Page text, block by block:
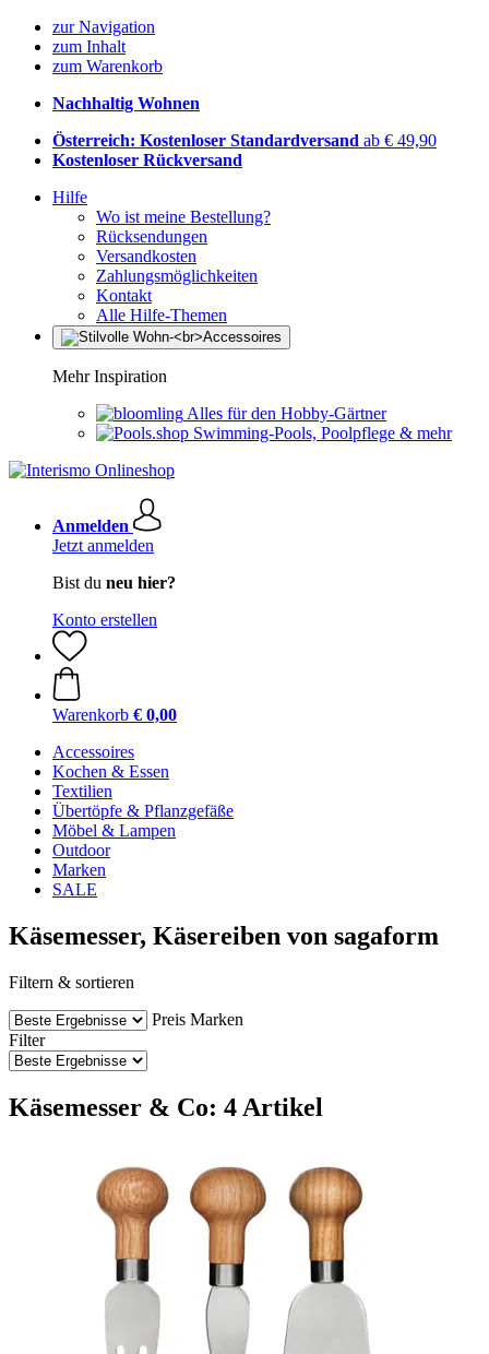
zur Navigation
zum Inhalt
zum Warenkorb
Nachhaltig Wohnen
Österreich: Kostenloser Standardversand ab € 49,90
Kostenloser Rückversand
Hilfe
Wo ist meine Bestellung?
Rücksendungen
Versandkosten
Zahlungsmöglichkeiten
Kontakt
Alle Hilfe-Themen
Mehr Inspiration
Alles für den Hobby-Gärtner
Swimming-Pools, Poolpflege & mehr
Anmelden
Jetzt anmelden
Bist du neu hier?
Konto erstellen
Warenkorb € 0,00
Accessoires
Kochen & Essen
Textilien
Übertöpfe & Pflanzgefäße
Möbel & Lampen
Outdoor
Marken
SALE
Käsemesser, Käsereiben von sagaform
Filtern & sortieren
Preis Marken
Filter
Käsemesser & Co: 4 Artikel